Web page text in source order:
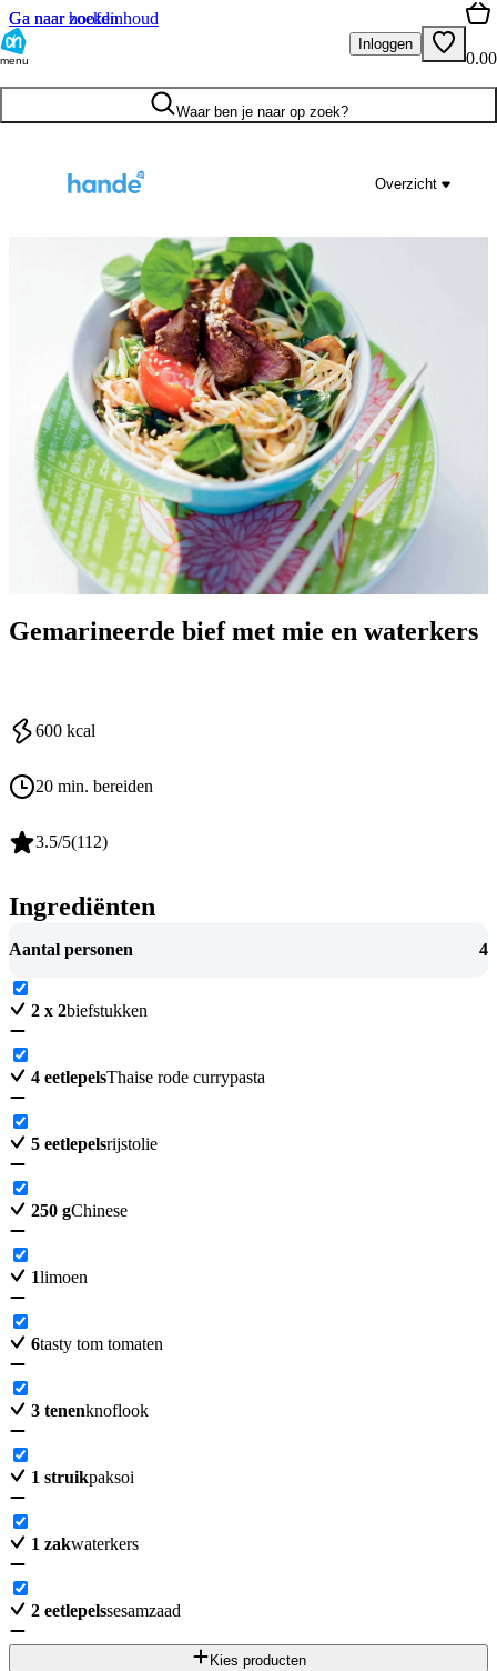
Ga naar hoofdinhoud
Ga naar zoeken
menu
Inloggen
0.00
Waar ben je naar op zoek?
Overzicht
Gemarineerde bief met mie en waterkers
600 kcal
20 min. bereiden
3.5/5(112)
Ingrediënten
Aantal personen 4
2 x 2biefstukken
4 eetlepelsThaise rode currypasta
5 eetlepelsrijstolie
250 gChinese
1limoen
6tasty tom tomaten
3 tenenknoflook
1 struikpaksoi
1 zakwaterkers
2 eetlepelssesamzaad
Kies producten